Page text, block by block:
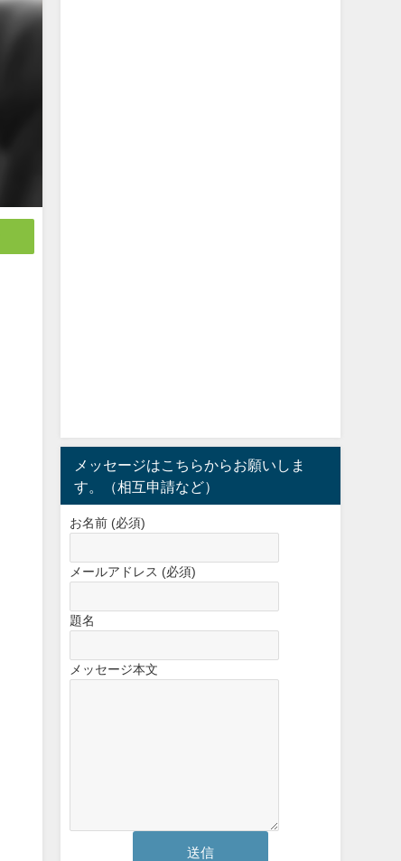
メッセージはこちらからお願いしま
す。（相互申請など）
お名前 (必須)
メールアドレス (必須)
題名
メッセージ本文